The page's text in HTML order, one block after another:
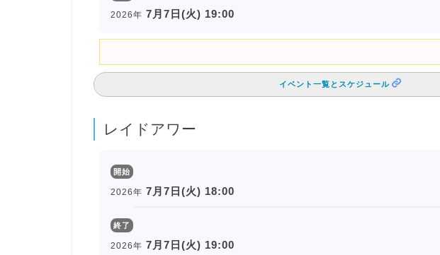
2026年 7月7日(火) 19:00
イベント一覧とスケジュール
レイドアワー
開始
2026年 7月7日(火) 18:00
終了
2026年 7月7日(火) 19:00